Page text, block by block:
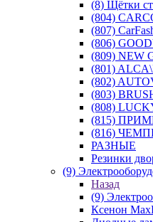
(8) Щётки
(804)
(807)
(806)
(809) NEW
(801)
(802)
(803)
(808)
(815)
(816)
РАЗНЫЕ
Резинки
(9)
Назад
(9)
Ксенон